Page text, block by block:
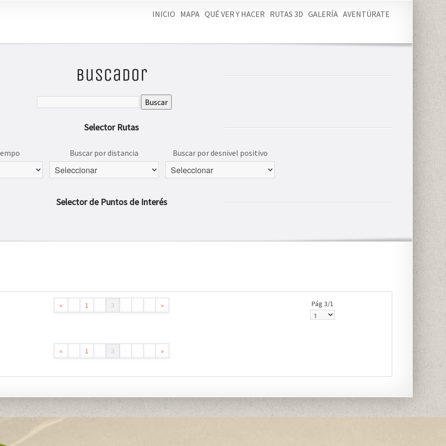
INICIO MAPA QUÉ VER Y HACER RUTAS 3D GALERÍA AVENTÚRATE
Buscador
Selector Rutas
Buscar por distancia Buscar por desnivel positivo
Selector de Puntos de Interés
« · 1 · 3 · · · » Pág 3/1
« · 1 · 3 · · · »